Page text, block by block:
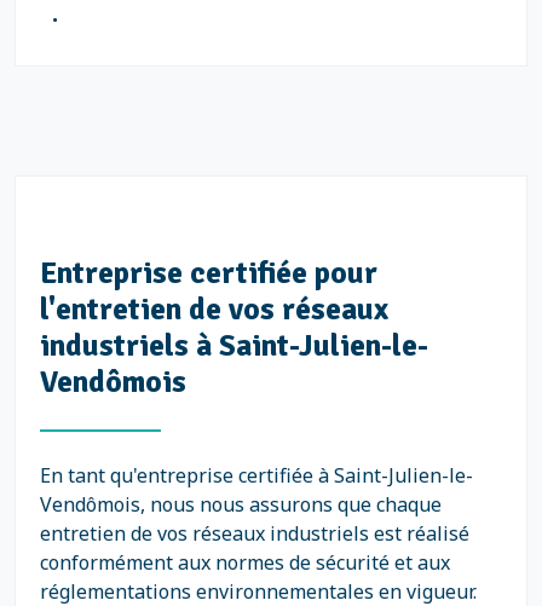
.
Entreprise certifiée pour
l'entretien de vos réseaux
industriels à Saint-Julien-le-
Vendômois
En tant qu'entreprise certifiée à Saint-Julien-le-
Vendômois, nous nous assurons que chaque
entretien de vos réseaux industriels est réalisé
conformément aux normes de sécurité et aux
réglementations environnementales en vigueur.